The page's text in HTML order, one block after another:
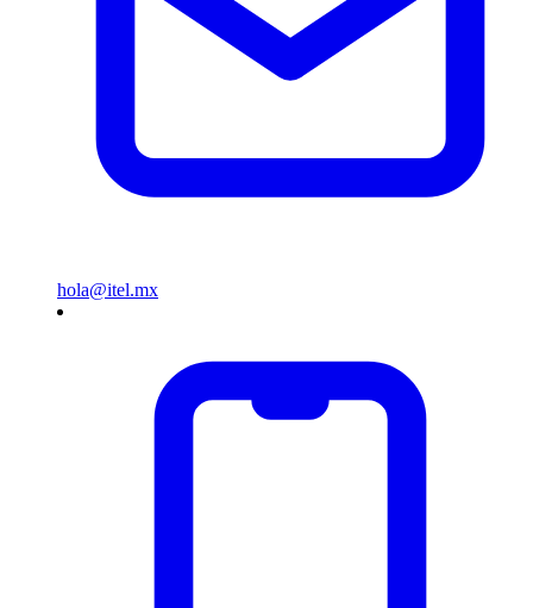
hola@itel.mx